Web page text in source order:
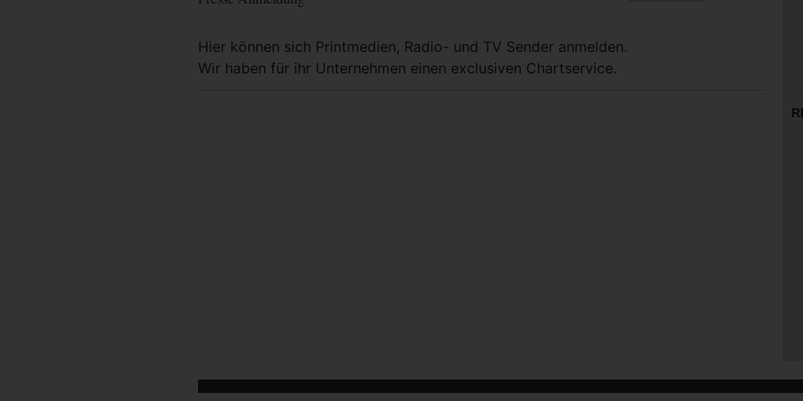
Hier können sich Printmedien, Radio- und TV Sender anmelden.
Wir haben für ihr Unternehmen einen exclusiven Chartservice.